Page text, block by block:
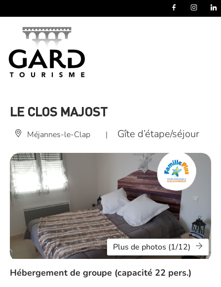
LE CLOS MAJOST
Méjannes-le-Clap | Gîte d’étape/séjour
Plus de photos (1/12)
Hébergement de groupe (capacité 22 pers.)